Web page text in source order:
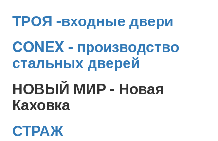
ТРОЯ -входные двери
CONEX - производство
стальных дверей
НОВЫЙ МИР - Новая
Каховка
СТРАЖ